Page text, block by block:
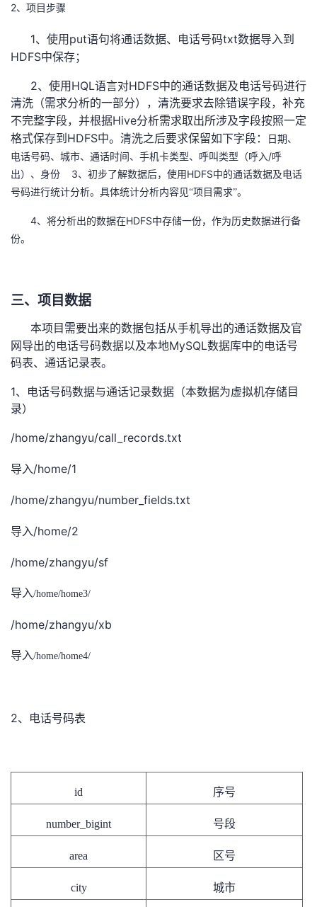
注
开
发
者
学
课
程
的
认
我
的
我
藏
的
Programs
我
的
支
持
我
术
支
持
云
声
建
2、项目步骤
1、使用 put语句将通话数据、电话号码txt数据导入到
HDFS中保存；
2、使用 HQL语言对HDFS中的通话数据及电话号码进行
清洗（需求分析的一部分），清洗要求去除错误字段，补充
不完整字段，并根据Hive分析需求取出所涉及字段按照一定
格式保存到 HDFS中。清洗之后要求保留如下字段：
日期、
电话号码、城市、通话时间、手机卡类型、呼叫类型（呼入/呼
出）、身份
3、初步了解数据后，使用 HDFS中的通话数据及电话
号码进行统计分析。具体统计分析内容见“项目需求”。
4、将分析出的数据在HDFS中存储一份，作为历史数据进行备
份。
三、项目数据
本项目需要出来的数据包括从手机导出的通话数据及官
网导出的电话号码数据以及本地MySQL数据库中的电话号
码表、通话记录表。
1、
电话号码数据与通话记录数据（本数据为虚拟机存储目
录）
/home/zhangyu/call_records.txt
导入/home/1
/home/zhangyu/number_fields.txt
导入/home/2
/home/zhangyu/sf
导入/home/home3/
/home/zhangyu/xb
导入/home/home4/
2、 电话号码表
id 序号
number_bigint 号段
area 区号
city 城市